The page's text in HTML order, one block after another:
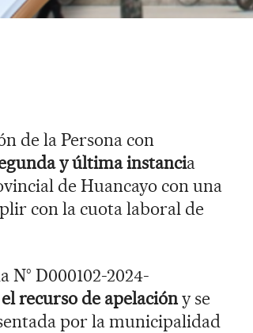
de la Persona con
y última instancia
de Huancayo con una
con la cuota laboral de
N° D000102-2024-
recurso de apelacióny se
por la municipalidad